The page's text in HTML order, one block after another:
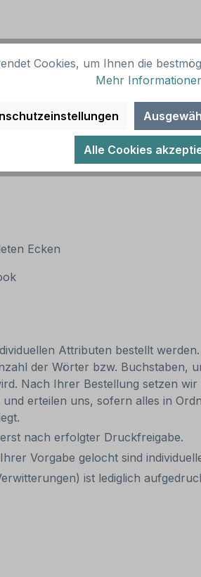
Ecken
Attributen bestellt
der Wörter bzw. Buchstaben,
Nach Ihrer Bestellung setzen
erteilen uns, sofern alles in
nach erfolgter Druckfreigabe.
Vorgabe gelocht sind
ist lediglich
Cookies, um Ihnen die
Mehr
Alle Cookies